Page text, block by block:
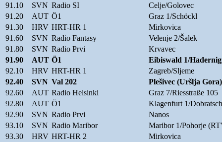
91.10
SVN Radio SI
Celje/Golovec
91.20
AUT Ö1
Graz 1/Schöckl
91.30
HRV HRT-HR 1
Mirkovica
91.60
SVN Radio Fantasy
Velenje 2/Šalek
91.80
SVN Radio Prvi
Krvavec
91.90
AUT Ö1
Eibiswald 1/
92.10
HRV HRT-HR 1
Zagreb/Sljeme
92.40
SVN Val 202
Plešivec (Uršlja Gora)
92.60
AUT Radio Helsinki
Graz 7/Riesstraße 105
92.80
AUT Ö1
Klagenfurt 1/
92.90
SVN Radio Prvi
Nanos
93.10
SVN Radio Maribor
Maribor 1/Pohorje
93.30
HRV HRT-HR 2
Mirkovica